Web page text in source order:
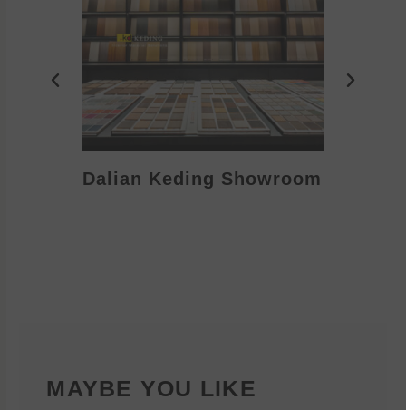
Dalian Keding Showroom
MAYBE YOU LIKE